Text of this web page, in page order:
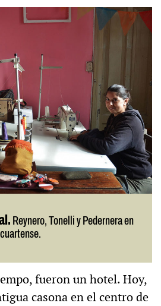
Reynero, Tonelli y Pedernera en
fueron un hotel. Hoy,
casona en el centro de